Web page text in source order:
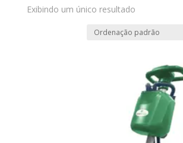
Exibindo um único resultado